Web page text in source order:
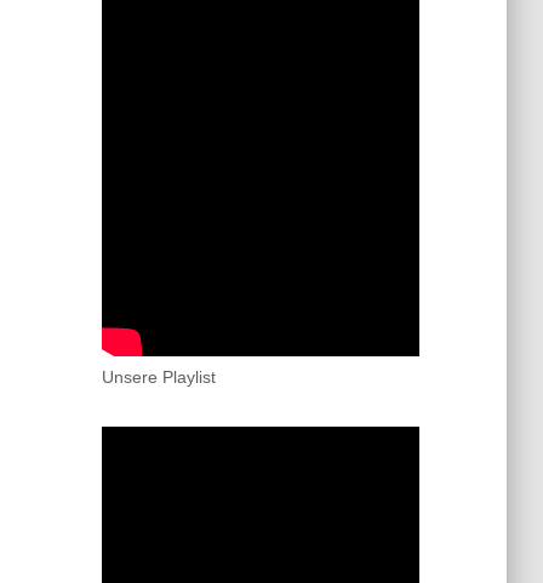
Unsere Playlist